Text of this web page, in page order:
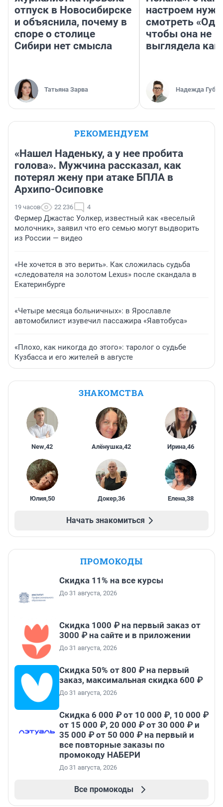
отпуск в Новосибирске
и объяснила, почему в
споре о столице
Сибири нет смысла
Татьяна Зарва
настроем
смотреть
чтобы она не
выглядела как
Надежда
РЕКОМЕНДУЕМ
«Нашел Наденьку, а у нее пробита
голова». Мужчина рассказал, как
потерял жену при атаке БПЛА в
Архипо-Осиповке
19 часов 22 236 4
Фермер Джастас Уолкер, известный как «веселый
молочник», заявил что его семью могут выдворить
из России — видео
«Не хочется в это верить». Как сложилась судьба
«следователя на золотом Lexus» после скандала в
Екатеринбурге
«Четыре месяца больничных»: в Ярославле
автомобилист изувечил пассажира «Яавтобуса»
«Плохо, как никогда до этого»: таролог о судьбе
Кузбасса и его жителей в августе
ЗНАКОМСТВА
New,42 Алёнушка,42 Ирина,46
Юлия,50 Докер,36 Елена,38
Начать знакомиться
ПРОМОКОДЫ
Скидка 11% на все курсы
До 31 августа, 2026
Скидка 1000 ₽ на первый заказ от
3000 ₽ на сайте и в приложении
До 31 августа, 2026
Скидка 50% от 800 ₽ на первый
заказ, максимальная скидка 600 ₽
До 31 августа, 2026
Скидка 6 000 ₽ от 10 000 ₽, 10 000 ₽
от 15 000 ₽, 20 000 ₽ от 30 000 ₽ и
35 000 ₽ от 50 000 ₽ на первый и
все повторные заказы по
промокоду НАБЕРИ
До 31 августа, 2026
Все промокоды